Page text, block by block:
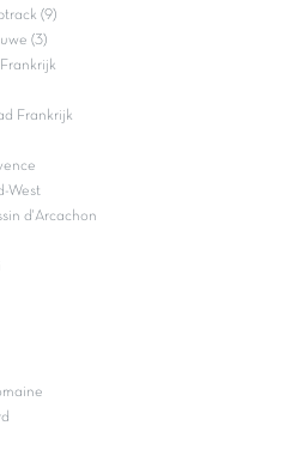
(9)
(3)
Frankrijk
West
d'Arcachon